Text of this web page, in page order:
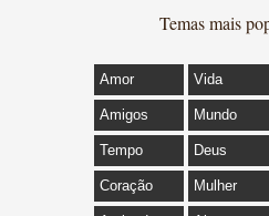
Temas mais
Amor Vida
Amigos Mundo
Tempo Deus
Coração Mulher